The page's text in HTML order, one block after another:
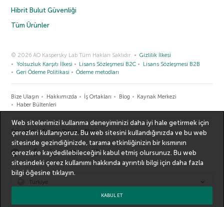
Hibrit Bulut Güvenliği
Tüm Ürünler
© 2026 AO Kaspersky Lab Tüm Hakları Saklıdır.
Gizlilik İlkesi
Yolsuzluk Karşıtı İlkesi
Lisans Sözleşmesi B2C
Lisans Sözleşmesi B2B
Geri Ödeme Politikasi
Ödeme metodları
Bize Ulaşın Hakkımızda İş Ortakları Blog
Kaynak Merkezi
Haber Bültenleri
Securelist Eugene Personal Blog
Türkiye
Web sitelerimizi kullanma deneyiminizi daha iyi hale getirmek için
çerezleri kullanıyoruz. Bu web sitesini kullandığınızda ve bu web
sitesinde gezindiğinizde, tarama etkinliğinizin bir kısmının
çerezlere kaydedilebileceğini kabul etmiş olursunuz. Bu web
sitesindeki çerez kullanımı hakkında ayrıntılı bilgi içindaha fazla
bilgi öğesine tıklayın.
KABUL ET